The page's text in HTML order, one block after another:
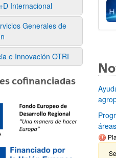
Internacional
Generales de
e Innovación OTRI
cofinanciadas